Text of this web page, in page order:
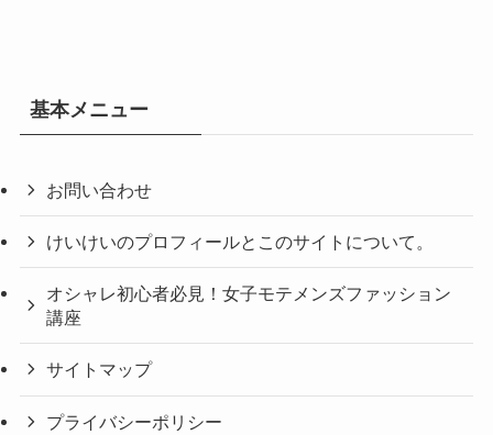
基本メニュー
お問い合わせ
けいけいのプロフィールとこのサイトについて。
オシャレ初心者必見！女子モテメンズファッション
講座
サイトマップ
プライバシーポリシー